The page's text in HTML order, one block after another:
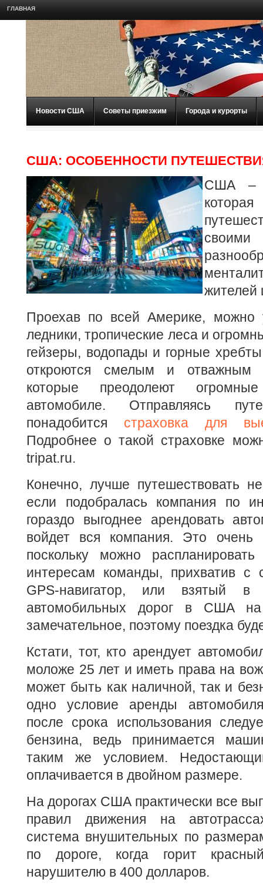
ГЛАВНАЯ
Новости США Советы приезжим Города и курорты
США: ОСОБЕННОСТИ
США –
жителей
Проехав по всей Америке, можно
ледники, тропические леса и
гейзеры, водопады и горные
откроются смелым и отважным
которые преодолеют
автомобиле. Отправляясь
понадобится страховка для
Подробнее о такой страховке
tripat.ru.
Конечно, лучше путешествовать
если подобралась компания по
гораздо выгоднее арендовать
войдет вся компания. Это очень
поскольку можно
интересам команды, прихватив с
GPS-навигатор, или взятый в
автомобильных дорог в США на
замечательное, поэтому поездка
Кстати, тот, кто арендует
моложе 25 лет и иметь права на
может быть как наличной, так и
одно условие аренды
после срока использования
бензина, ведь принимается
таким же условием.
оплачивается в двойном размере.
На дорогах США практически все
правил движения на
система внушительных по
по дороге, когда горит
нарушителю в 400 долларов.